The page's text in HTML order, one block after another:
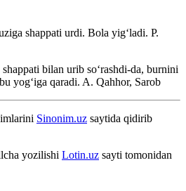
shappati urdi. Bola yigʻladi. P.
bilan urib soʻrashdi-da, burnini
yogʻiga qaradi. A. Qahhor, Sarob
Sinonim.uz saytida qidirib
yozilishi Lotin.uz sayti tomonidan